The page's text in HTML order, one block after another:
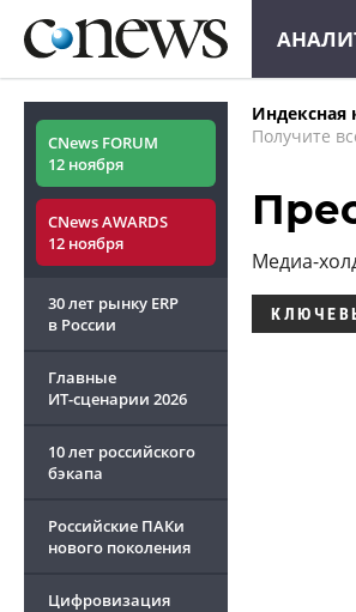
CNews FORUM
12 ноября
CNews AWARDS
12 ноября
30 лет рынку ERP
в России
Главные
ИТ-сценарии 2026
10 лет российского
бэкапа
Российские ПАКи
нового поколения
Цифровизация
Индексная
Получите
Медиа-